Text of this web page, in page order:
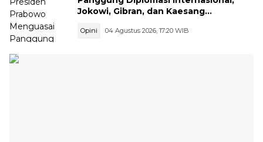
Jokowi, Gibran, dan Kaesang
Opini 04 Agustus 2026, 17:20 WIB